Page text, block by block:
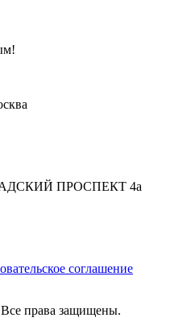
ПРОСПЕКТ 4а
соглашение
права защищены.